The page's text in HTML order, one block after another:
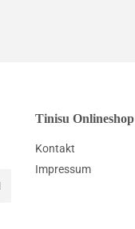
Tinisu Onlineshop
Kontakt
Impressum